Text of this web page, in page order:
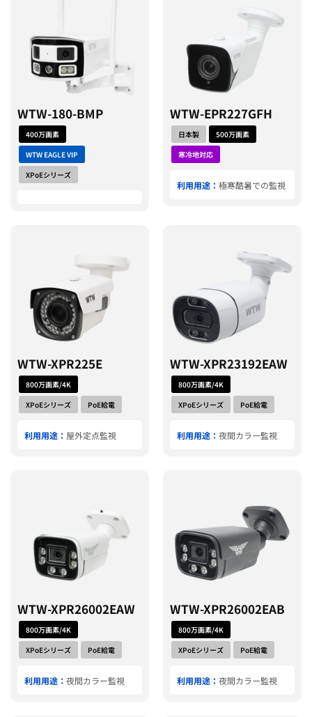
WTW-180-BMP
400万画素
WTW EAGLE VIP
XPoEシリーズ
WTW-EPR227GFH
日本製
500万画素
寒冷地対応
利用用途： 極寒酷暑での監視
WTW-XPR225E
800万画素/4K
XPoEシリーズ
PoE給電
利用用途： 屋外定点監視
WTW-XPR23192EAW
800万画素/4K
XPoEシリーズ
PoE給電
利用用途： 夜間カラー監視
WTW-XPR26002EAW
800万画素/4K
XPoEシリーズ
PoE給電
利用用途： 夜間カラー監視
WTW-XPR26002EAB
800万画素/4K
XPoEシリーズ
PoE給電
利用用途： 夜間カラー監視